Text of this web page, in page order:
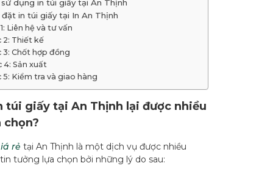
dụng in túi giấy tại An Thịnh
in túi giấy tại In An Thịnh
Liên hệ và tư vấn
2: Thiết kế
3: Chốt hợp đồng
4: Sản xuất
5: Kiểm tra và giao hàng
túi giấy tại An Thịnh lại được nhiều
chọn?
rẻ tại An Thịnh là một dịch vụ được nhiều
tưởng lựa chọn bởi những lý do sau: